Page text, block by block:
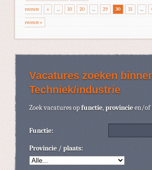
recente « ... 10 20 ... 29 30 31 ...
recente »
Vacatures zoeken
Techniek/industrie
Zoek vacatures opfunctie,provincieen/of
Functie:
Provincie / plaats: